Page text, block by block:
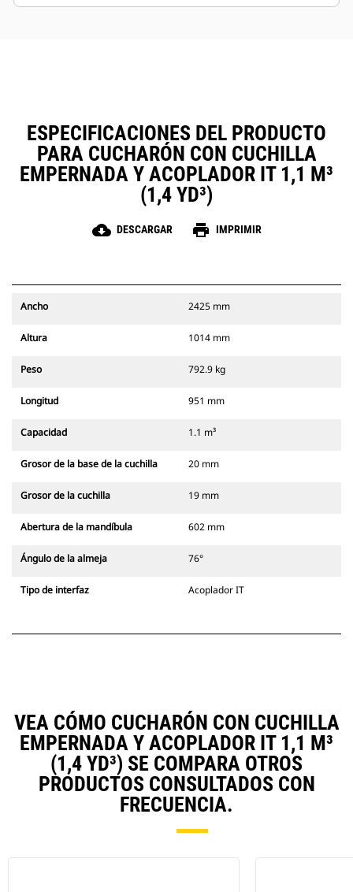
ESPECIFICACIONES DEL PRODUCTO
PARA CUCHARÓN CON CUCHILLA
EMPERNADA Y ACOPLADOR IT 1,1 M³
(1,4 YD³)
cloud_download DESCARGAR print IMPRIMIR
Ancho 2425 mm
Altura 1014 mm
Peso 792.9 kg
Longitud 951 mm
Capacidad 1.1 m³
Grosor de la base de la cuchilla 20 mm
Grosor de la cuchilla 19 mm
Abertura de la mandíbula 602 mm
Ángulo de la almeja 76°
Tipo de interfaz Acoplador IT
VEA CÓMO CUCHARÓN CON CUCHILLA
EMPERNADA Y ACOPLADOR IT 1,1 M³
(1,4 YD³) SE COMPARA OTROS
PRODUCTOS CONSULTADOS CON
FRECUENCIA.